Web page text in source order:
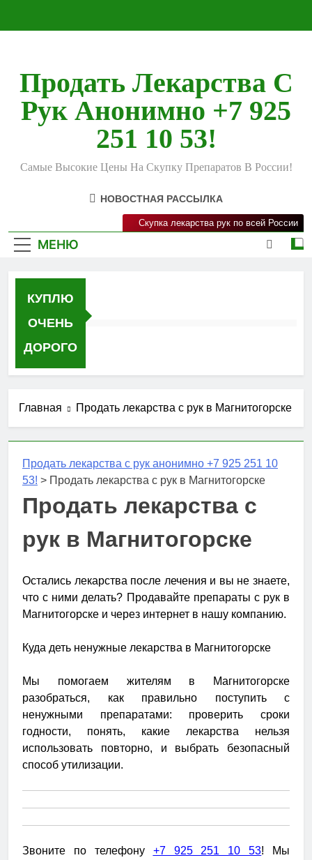
Продать Лекарства С
Рук Анонимно +7 925
251 10 53!
Самые Высокие Цены На Скупку Препаратов В России!
НОВОСТНАЯ РАССЫЛКА
МЕНЮ
Скупка лекарства рук по всей России
КУПЛЮ
ОЧЕНЬ
ДОРОГО
Главная Продать лекарства с рук в Магнитогорске
Продать лекарства с рук анонимно +7 925 251 10
53! > Продать лекарства с рук в Магнитогорске
Продать лекарства с
рук в Магнитогорске
Остались лекарства после лечения и вы не знаете,
что с ними делать? Продавайте препараты с рук в
Магнитогорске и через интернет в нашу компанию.
Куда деть ненужные лекарства в Магнитогорске
Мы помогаем жителям в Магнитогорске
разобраться, как правильно поступить с
ненужными препаратами: проверить сроки
годности, понять, какие лекарства нельзя
использовать повторно, и выбрать безопасный
способ утилизации.
Звоните по телефону +7 925 251 10 53! Мы